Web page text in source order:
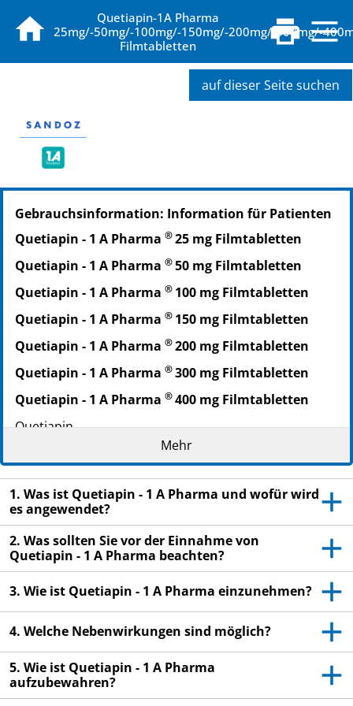
Quetiapin-1A Pharma
25mg/-50mg/-100mg/-150mg/-200mg/-300mg/-
Filmtabletten
auf dieser Seite suchen
PZN: 09494819
PPN: 110949481975
NTIN: 04150094948194
PZN: 09494825
PPN: 110949482541
NTIN: 04150094948255
PZN: 09494831
PPN: 110949483107
NTIN: 04150094948316
PZN: 09494848
PPN: 110949484894
NTIN: 04150094948484
Gebrauchsinformation: Information für Patienten
Quetiapin - 1 A Pharma ®25 mg Filmtabletten
Quetiapin - 1 A Pharma ®50 mg Filmtabletten
Quetiapin - 1 A Pharma ® 100 mg Filmtabletten
Quetiapin - 1 A Pharma ® 150 mg Filmtabletten
Quetiapin - 1 A Pharma ®200 mg Filmtabletten
Quetiapin - 1 A Pharma ®300 mg Filmtabletten
Quetiapin - 1 A Pharma ®400 mg Filmtabletten
Quetiapin
Lesen Sie die gesamte Packungsbeilage sorgfältig
durch, bevor Sie mit der Einnahme dieses
Arzneimittels beginnen, denn sie enthält wichtige
Informationen.
Heben Sie die Packungsbeilage auf. Vielleicht
möchten Sie diese später nochmals lesen.
Wenn Sie weitere Fragen haben, wenden Sie sich
an Ihren Arzt oder Apotheker.
verschrieben. Geben Sie es nicht an Dritte weiter.
Es kann anderen Menschen schaden, auch wenn
diese die gleichen Beschwerden haben wie Sie.
Mehr
1. Was ist Quetiapin - 1 A Pharma und wofür wird
es angewendet?
2. Was sollten Sie vor der Einnahme von
Quetiapin - 1 A Pharma beachten?
3. Wie ist Quetiapin - 1 A Pharma einzunehmen?
4. Welche Nebenwirkungen sind möglich?
5. Wie ist Quetiapin - 1 A Pharma
aufzubewahren?